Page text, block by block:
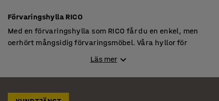
Förvaringshylla RICO
Med en förvaringshylla som RICO får du en enkel, men
oerhört mångsidig förvaringsmöbel. Våra hyllor för
många utföranden med olika antal fack. Samlingshylla
RICO finns med sockel eller kombineras med låsbara hjul,
Läs mer